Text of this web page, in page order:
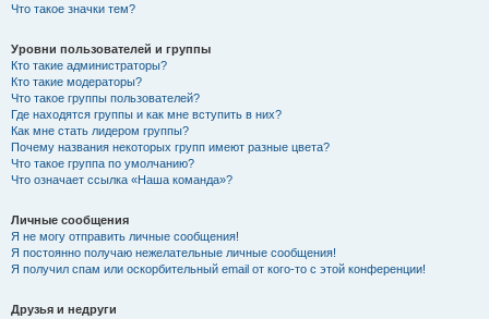
Что такое значки тем?
Уровни пользователей и группы
Кто такие администраторы?
Кто такие модераторы?
Что такое группы пользователей?
Где находятся группы и как мне вступить в них?
Как мне стать лидером группы?
Почему названия некоторых групп имеют разные цвета?
Что такое группа по умолчанию?
Что означает ссылка «Наша команда»?
Личные сообщения
Я не могу отправить личные сообщения!
Я постоянно получаю нежелательные личные сообщения!
Я получил спам или оскорбительный email от кого-то с этой конференции!
Друзья и недруги